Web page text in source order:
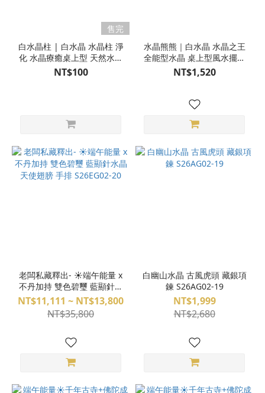
售完
白水晶柱 | 白水晶 水晶柱 淨
化 水晶療癒桌上型 天然水晶
握件 空間風水擺件(專屬配
對) G22BP01009-MA
NT$100
水晶熊熊｜白水晶 水晶之王
全能型水晶 桌上型風水擺件
雕件 S25BX17-018
NT$1,520
老闆私藏釋出- ☀️端午能量 x
不丹加持 雙色碧璽 藍顯針水
晶 天使翅膀 手排 S26EG02-
20
NT$11,111 ~ NT$13,800
NT$35,800
白幽山水晶 古風虎頭 藏銀項
鍊 S26AG02-19
NT$1,999
NT$2,680